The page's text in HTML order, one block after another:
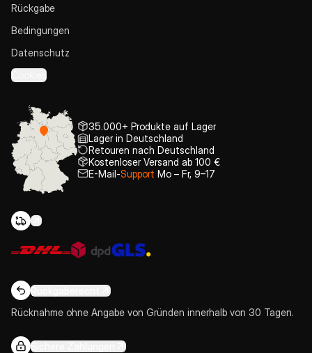
Rückgabe
Bedingungen
Datenschutz
Cookies
35.000+ Produkte auf Lager
Lager in Deutschland
Retouren nach Deutschland
Kostenloser Versand ab 100 €
E-Mail-Support Mo – Fr, 9–17
Rückgaberecht
Rücknahme ohne Angabe von Gründen innerhalb von 30 Tagen.
Sichere Zahlungen